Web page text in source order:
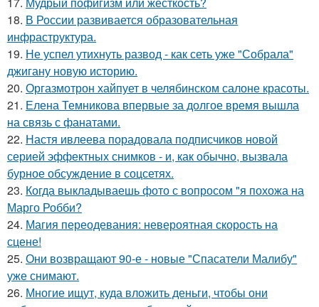
18. В России развивается образовательная
инфраструктура.
19. Не успел утихнуть развод - как сеть уже "Собрала"
джигану новую историю.
20. Оргазмотрон хайпует в челябинском салоне красоты.
21. Елена Темникова впервые за долгое время вышла
на связь с фанатами.
22. Настя ивлеева порадовала подписчиков новой
серией эффектных снимков - и, как обычно, вызвала
бурное обсуждение в соцсетях.
23. Когда выкладываешь фото с вопросом "я похожа на
Марго Робби?
24. Магия переодевания: невероятная скорость на
сцене!
25. Они возвращают 90-е - новые "Спасатели Малибу"
уже снимают.
26. Многие ищут, куда вложить деньги, чтобы они